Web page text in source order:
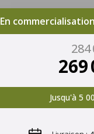
En commercialisation
284
269
Jusqu'à 5